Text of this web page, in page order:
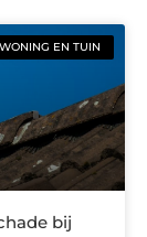
WONING EN TUIN
bij